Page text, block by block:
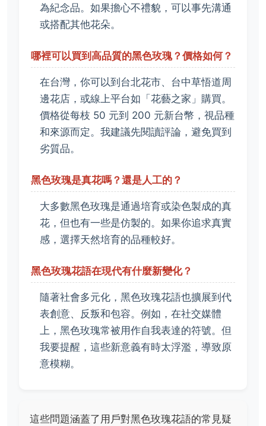
為紀念品。如果擔心不禮貌，可以事先溝通
或搭配其他花朵。
哪裡可以買到高品質的黑色玫瑰？價格如何？
在台灣，你可以到台北花市、台中草悟道周
邊花店，或線上平台如「花藝之家」購買。
價格從每枝 50 元到 200 元新台幣，視品種
和來源而定。我建議先閱讀評論，避免買到
劣質品。
黑色玫瑰是真花嗎？還是人工的？
大多數黑色玫瑰是通過培育或染色製成的真
花，但也有一些是仿製的。如果你追求真實
感，選擇天然培育的品種較好。
黑色玫瑰花語在現代有什麼新變化？
隨著社會多元化，黑色玫瑰花語也擴展到代
表創意、反叛和包容。例如，在社交媒體
上，黑色玫瑰常被用作自我表達的符號。但
我要提醒，這些新意義有時太浮濫，導致原
意模糊。
這些問題涵蓋了用戶對黑色玫瑰花語的常見疑